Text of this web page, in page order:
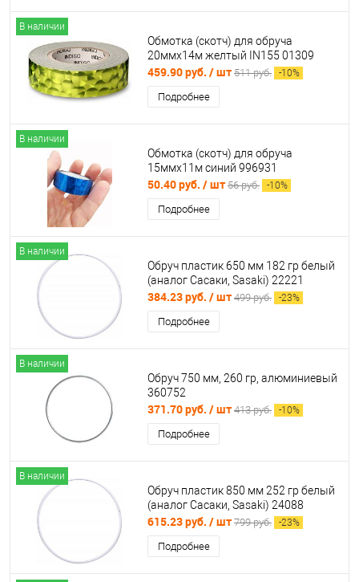
В наличии
Обмотка (скотч) для обруча
20ммх14м желтый IN155 01309
459.90 руб. / шт 511 руб. -10%
Подробнее
В наличии
Обмотка (скотч) для обруча
15ммх11м синий 996931
50.40 руб. / шт 56 руб. -10%
Подробнее
В наличии
Обруч пластик 650 мм 182 гр белый
(аналог Сасаки, Sasaki) 22221
384.23 руб. / шт 499 руб. -23%
Подробнее
В наличии
Обруч 750 мм, 260 гр, алюминиевый
360752
371.70 руб. / шт 413 руб. -10%
Подробнее
В наличии
Обруч пластик 850 мм 252 гр белый
(аналог Сасаки, Sasaki) 24088
615.23 руб. / шт 799 руб. -23%
Подробнее